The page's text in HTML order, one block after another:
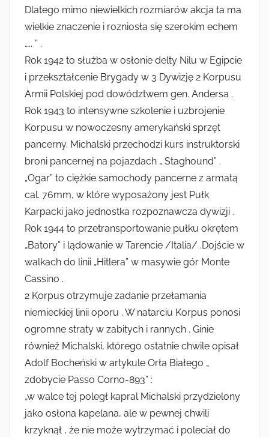
Dlatego mimo niewielkich rozmiarów akcja ta ma
wielkie znaczenie i rozniosła się szerokim echem
….. ” .
Rok 1942 to służba w osłonie delty Nilu w Egipcie
i przekształcenie Brygady w 3 Dywizję 2 Korpusu
Armii Polskiej pod dowództwem gen. Andersa .
Rok 1943 to intensywne szkolenie i uzbrojenie
Korpusu w nowoczesny amerykański sprzęt
pancerny. Michalski przechodzi kurs instruktorski
broni pancernej na pojazdach „ Staghound” .
„Ogar” to ciężkie samochody pancerne z armatą
cal. 76mm, w które wyposażony jest Pułk
Karpacki jako jednostka rozpoznawcza dywizji .
Rok 1944 to przetransportowanie pułku okrętem
„Batory” i lądowanie w Tarencie /Italia/ .Dojście w
walkach do linii „Hitlera” w masywie gór Monte
Cassino .
2 Korpus otrzymuje zadanie przełamania
niemieckiej linii oporu . W natarciu Korpus ponosi
ogromne straty w zabitych i rannych . Ginie
również Michalski, którego ostatnie chwile opisał
Adolf Bocheński w artykule Orła Białego „
zdobycie Passo Corno-893” :
„w walce tej poległ kapral Michalski przydzielony
jako osłona kapelana, ale w pewnej chwili
krzyknął , że nie może wytrzymać i poleciał do